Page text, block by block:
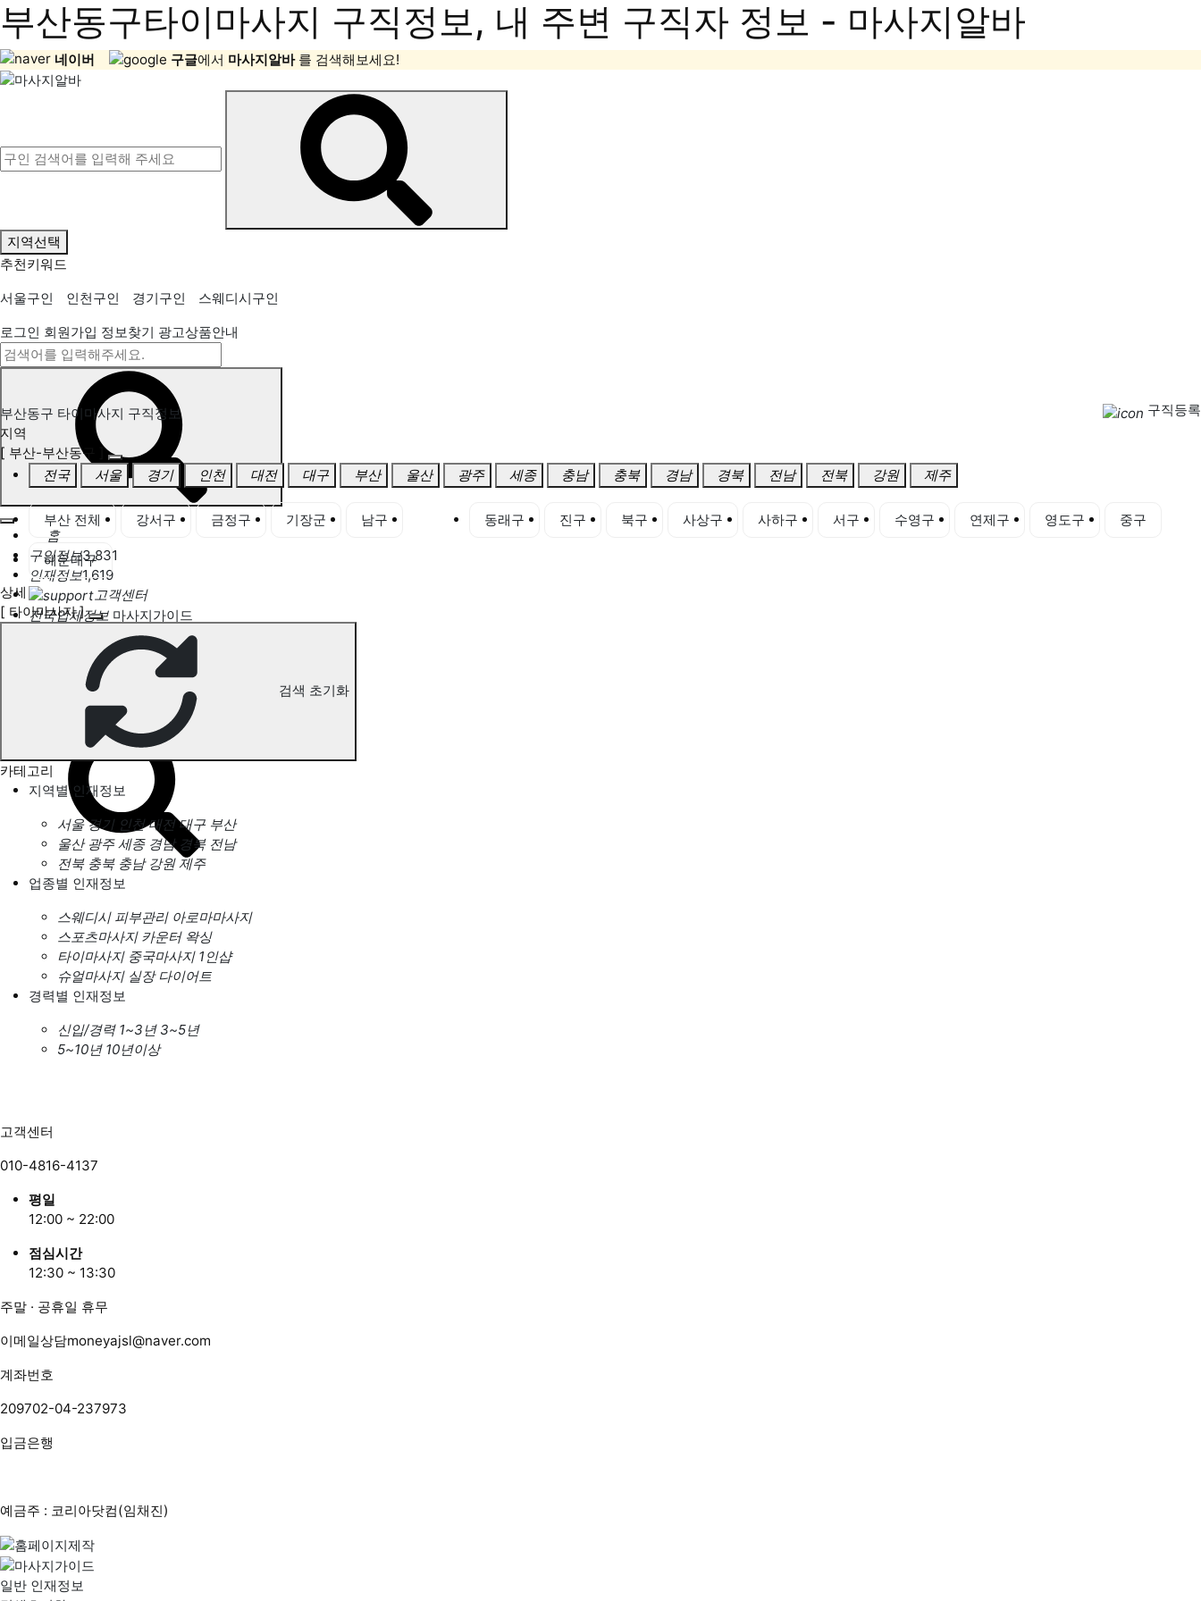
부산동구타이마사지 구직정보, 내 주변 구직자 정보 - 마사지알바
네이버 구글에서 마사지알바 를 검색해보세요!
지역선택
추천키워드
서울구인
인천구인 경기구인
스웨디시구인
로그인 회원가입 정보찾기 광고상품안내
홈
구인정보3,831
인재정보1,619
고객센터
전국업체정보 마사지가이드
업체 서비스 관리
개인 서비스 관리
부산동구 타이마사지 구직정보
부산동구 타이마사지 구직정보
구직등록
지역
[ 부산-부산동구 ]
전국
서울 경기 인천 대전 대구 부산 울산 광주 세종 충남 충북 경남 경북 전남 전북 강원 제주
부산 전체 강서구 금정구 기장군 남구 동래구 진구 북구 사상구 사하구 서구 수영구 연제구 영도구 중구
해운대구
상세
[ 타이마사지 ]
검색 초기화
카테고리
지역별 인재정보
서울 경기 인천 대전 대구 부산
울산 광주 세종 경남 경북 전남
전북 충북 충남 강원 제주
업종별 인재정보
스웨디시 피부관리 아로마마사지
스포츠마사지 카운터 왁싱
타이마사지 중국마사지 1인샵
슈얼마사지 실장 다이어트
경력별 인재정보
신입/경력 1~3년 3~5년
5~10년 10년이상
고객센터
010-4816-4137
평일
12:00 ~ 22:00
점심시간
12:30 ~ 13:30
주말 · 공휴일 휴무
이메일상담moneyajsl@naver.com
계좌번호
209702-04-237973
입금은행
예금주 : 코리아닷컴(임채진)
일반 인재정보